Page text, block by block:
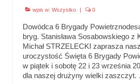
wpis w: Wszystko | 0
Dowódca 6 Brygady
bryg. Stanisława Sosabowskiego z
Michał STRZELECKI zaprasza
uroczystość Święta 6 Brygady
w piątek i sobotę 22 i 23 września
dla naszej drużyny wielki zaszczyt.